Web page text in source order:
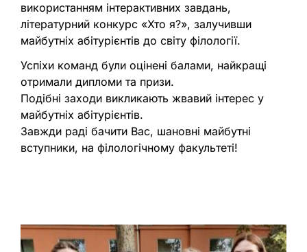
використанням інтерактивних завдань,
літературний конкурс «Хто я?», залучивши
майбутніх абітурієнтів до світу філології.
Успіхи команд були оцінені балами, найкращі
отримали дипломи та призи.
Подібні заходи викликають жвавий інтерес у
майбутніх абітурієнтів.
Завжди раді бачити Вас, шановні майбутні
вступники, на філологічному факультеті!